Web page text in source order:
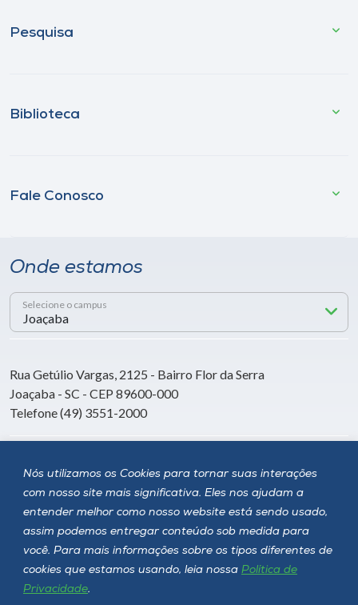
Nós utilizamos os Cookies para tornar suas interações
com nosso site mais significativa. Eles nos ajudam a
entender melhor como nosso website está sendo usado,
assim podemos entregar conteúdo sob medida para
você. Para mais informações sobre os tipos diferentes de
cookies que estamos usando, leia nossa Política de
Privacidade.
Pesquisa
Biblioteca
Fale Conosco
Onde estamos
Selecione o campus
Rua Getúlio Vargas, 2125 - Bairro Flor da Serra
Joaçaba - SC - CEP 89600-000
Telefone (49) 3551-2000
Siga a Unoesc